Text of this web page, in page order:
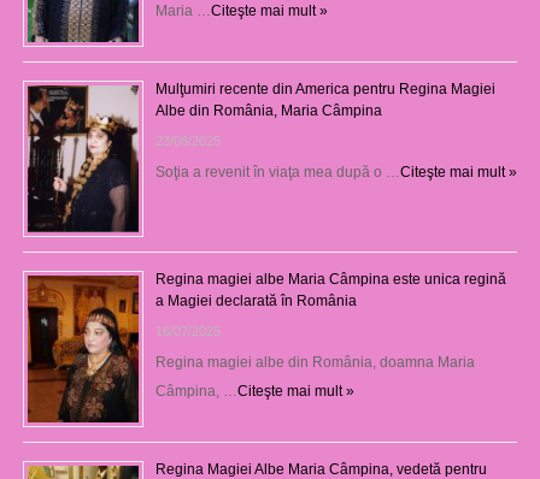
Maria … Citeşte mai mult »
Mulţumiri recente din America pentru Regina Magiei
Albe din România, Maria Câmpina
23/08/2025
Soţia a revenit în viaţa mea după o … Citeşte mai mult »
Regina magiei albe Maria Câmpina este unica regină
a Magiei declarată în România
16/07/2025
Regina magiei albe din România, doamna Maria
Câmpina, … Citeşte mai mult »
Regina Magiei Albe Maria Câmpina, vedetă pentru